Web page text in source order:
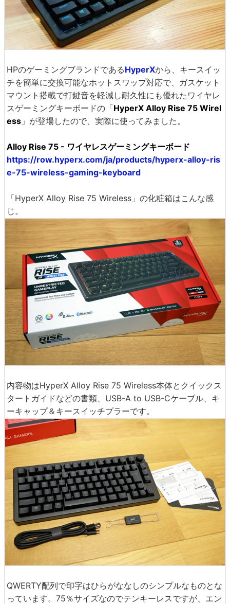
HPのゲーミングブランドであるHyperXから、キースイッ
チを簡単に交換可能なホットスワップ対応で、ガスケット
マウント搭載で打鍵音を軽減し耐久性にも優れたワイヤレ
スゲーミングキーボードの「HyperX Alloy Rise 75 Wirel
ess 」が登場したので、実際に使ってみました。
Alloy Rise 75 - ワイヤレスゲーミングキーボード
https://row.hyperx.com/ja/products/hyperx-alloy-ris
e-75-wireless-gaming-keyboard
「HyperX Alloy Rise 75 Wireless」の化粧箱はこんな感
じ。
内容物はHyperX Alloy Rise 75 Wireless本体とクイックス
タートガイドなどの書類、USB-A to USB-Cケーブル、キ
ーキャップ＆キースイッチプラーです。
QWERTY配列で印字はひらがななしのシンプルなものとな
っています。75％サイズなのでテンキーレスですが、エン